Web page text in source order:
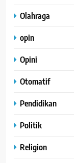
Olahraga
opin
Opini
Otomatif
Pendidikan
Politik
Religion